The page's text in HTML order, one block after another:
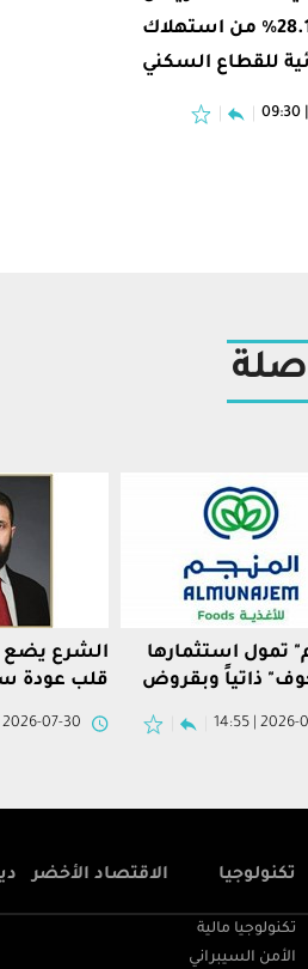
تستحوذ على 28.1% من استهلاك
للقطاع السكني
صلة
تمول استثمارها
ذاتياً وبقروض
2026-08-
الشرع يضع
قلب عودة
2026-07-30 | 15:51
تكنولوجيا
تكنولوجيا مالية
الأمن السيبراني
الاقتصاد الأخضر